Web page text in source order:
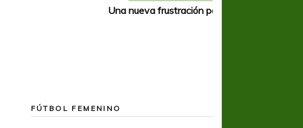
Una nueva frustración para Boca
FÚTBOL FEMENINO